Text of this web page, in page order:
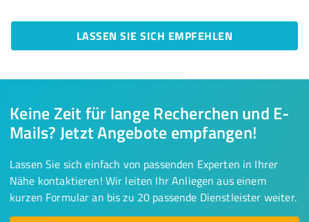
LASSEN SIE SICH EMPFEHLEN
Keine Zeit für lange Recherchen und E-
Mails? Jetzt Angebote empfangen!
Lassen Sie sich einfach von passenden Experten in Ihrer
Nähe kontaktieren! Wir leiten Ihr Anliegen aus einem
kurzen Formular an bis zu 20 passende Dienstleister weiter.